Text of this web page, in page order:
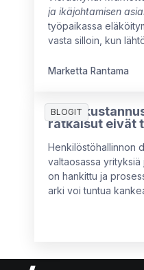
ja ikäjohtamisen
työpaikassa
vasta silloin, kun
kokeneen työntekijän
Marketta Rantama
BLOGIT
7
ratkaisut eivät
Henkilöstöhallinnon
valtaosassa yrityksiä
on hankittu ja
arki voi tuntua
organisaation
parannuksista tai